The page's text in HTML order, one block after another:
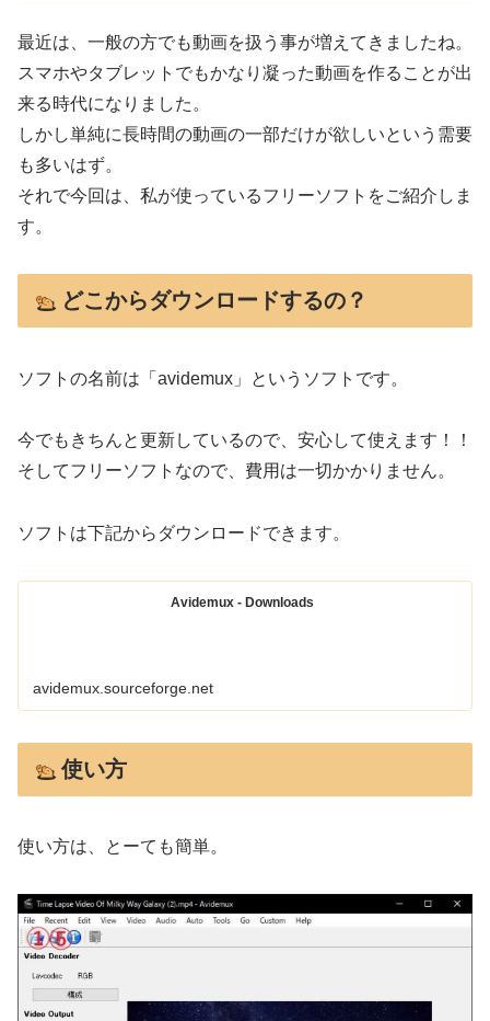
最近は、一般の方でも動画を扱う事が増えてきましたね。
スマホやタブレットでもかなり凝った動画を作ることが出
来る時代になりました。
しかし単純に長時間の動画の一部だけが欲しいという需要
も多いはず。
それで今回は、私が使っているフリーソフトをご紹介しま
す。
どこからダウンロードするの？
ソフトの名前は「avidemux」というソフトです。
今でも きちんと更新しているので、安心して使えます！！
そしてフリーソフトなので、 費用は一切かかりません。
ソフトは下記からダウンロードできます。
Avidemux - Downloads
avidemux.sourceforge.net
使い方
使い方は、とーても簡単。